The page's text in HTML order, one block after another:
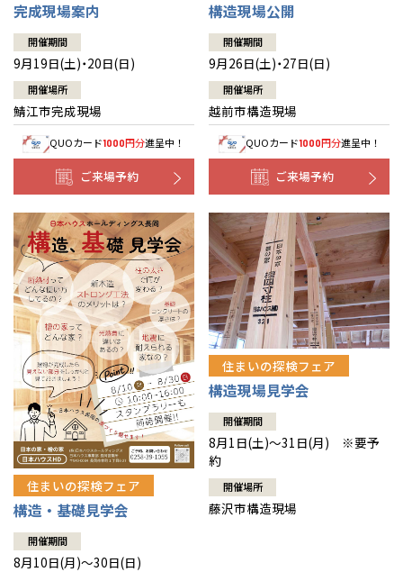
完成現場案内
開催期間
9月19日(土)・20日(日)
開催場所
鯖江市完成現場
QUOカード1000円分進呈中！
ご来場予約
構造現場公開
開催期間
9月26日(土)・27日(日)
開催場所
越前市構造現場
QUOカード1000円分進呈中！
ご来場予約
住まいの探検フェア
構造・基礎見学会
開催期間
8月10日(月)～30日(日)
住まいの探検フェア
構造現場見学会
開催期間
8月1日(土)～31日(月) ※要予
約
開催場所
藤沢市構造現場